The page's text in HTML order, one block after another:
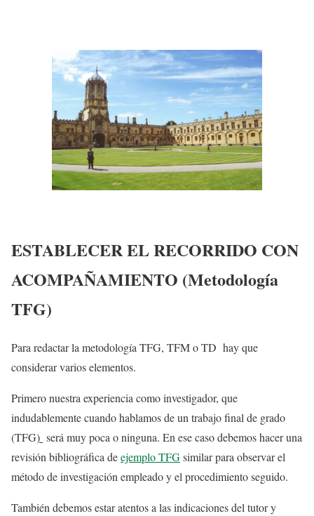
ESTABLECER EL RECORRIDO CON
ACOMPAÑAMIENTO (Metodología
TFG)
Para redactar la metodología TFG, TFM o TD hay que
considerar varios elementos.
Primero nuestra experiencia como investigador, que
indudablemente cuando hablamos de un trabajo final de grado
(TFG) será muy poca o ninguna. En ese caso debemos hacer una
revisión bibliográfica deejemplo TFGsimilar para observar el
método de investigación empleado y el procedimiento seguido.
También debemos estar atentos a las indicaciones del tutor y